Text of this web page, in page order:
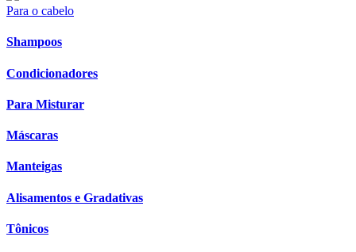
Para o cabelo
Shampoos
Condicionadores
Para Misturar
Máscaras
Manteigas
Alisamentos e Gradativas
Tônicos